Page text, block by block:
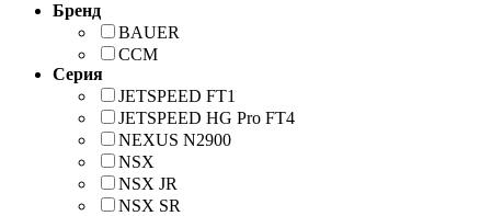
Бренд
BAUER
CCM
Серия
JETSPEED FT1
JETSPEED HG Pro FT4
NEXUS N2900
NSX
NSX JR
NSX SR